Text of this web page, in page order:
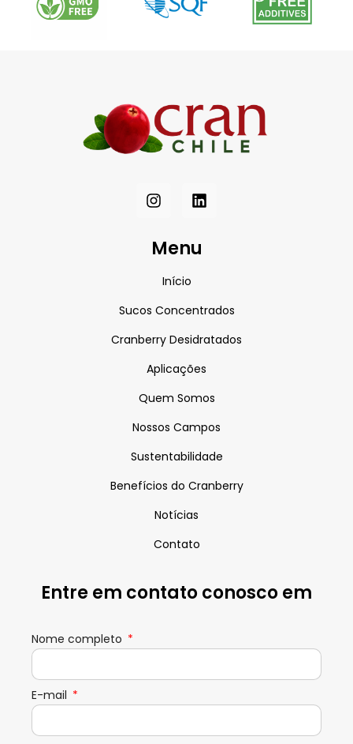
Menu
Início
Sucos Concentrados
Cranberry Desidratados
Aplicações
Quem Somos
Nossos Campos
Sustentabilidade
Benefícios do Cranberry
Notícias
Contato
Entre em contato conosco em
Nome completo
E-mail